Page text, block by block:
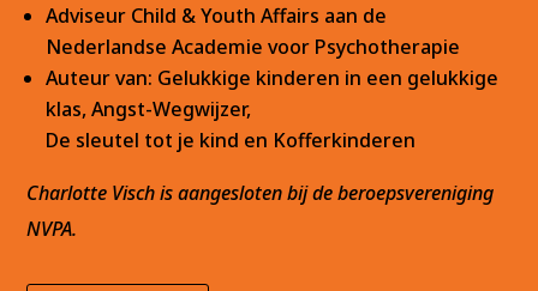
Adviseur Child & Youth Affairs aan de
Nederlandse Academie voor Psychotherapie
Auteur van: Gelukkige kinderen in een gelukkige
klas, Angst-Wegwijzer,
De sleutel tot je kind en Kofferkinderen
Charlotte Visch is aangesloten bij de beroepsvereniging
NVPA.